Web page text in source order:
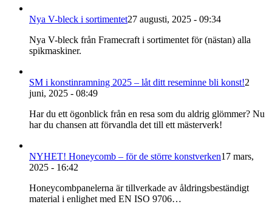
Nya V-bleck i sortimentet27 augusti, 2025 - 09:34
Nya V-bleck från Framecraft i sortimentet för (nästan) alla
spikmaskiner.
SM i konstinramning 2025 – låt ditt reseminne bli konst!2
juni, 2025 - 08:49
Har du ett ögonblick från en resa som du aldrig glömmer? Nu
har du chansen att förvandla det till ett mästerverk!
NYHET! Honeycomb – för de större konstverken17 mars,
2025 - 16:42
Honeycombpanelerna är tillverkade av åldringsbeständigt
material i enlighet med EN ISO 9706…